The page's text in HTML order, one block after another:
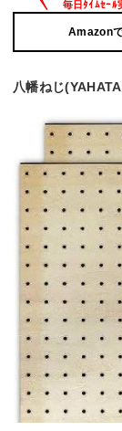
Amazon
八幡ねじ